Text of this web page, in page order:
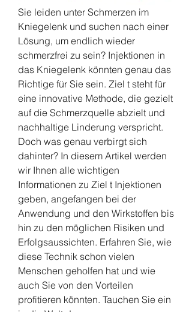
Sie leiden unter Schmerzen im
Kniegelenk und suchen nach einer
Lösung, um endlich wieder
schmerzfrei zu sein? Injektionen in
das Kniegelenk könnten genau das
Richtige für Sie sein. Ziel t steht für
eine innovative Methode, die gezielt
auf die Schmerzquelle abzielt und
nachhaltige Linderung verspricht.
Doch was genau verbirgt sich
dahinter? In diesem Artikel werden
wir Ihnen alle wichtigen
Informationen zu Ziel t Injektionen
geben, angefangen bei der
Anwendung und den Wirkstoffen bis
hin zu den möglichen Risiken und
Erfolgsaussichten. Erfahren Sie, wie
diese Technik schon vielen
Menschen geholfen hat und wie
auch Sie von den Vorteilen
profitieren könnten. Tauchen Sie ein